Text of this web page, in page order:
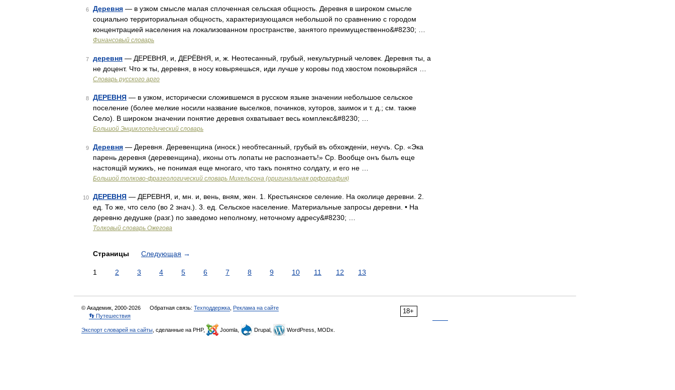
6 Деревня — в узком смысле малая сплоченная сельская общность. Деревня в широком смысле
социально территориальная общность, характеризующаяся небольшой по сравнению с городом
концентрацией населения на локализованном пространстве, занятого преимущественно&#8230; …
Финансовый словарь
7 деревня — ДЕРЕВНЯ, и, ДЕРЁВНЯ, и, ж. Неотесанный, грубый, некультурный человек. Деревня ты, а
не доцент. Что ж ты, деревня, в носу ковыряешься, иди лучше у коровы под хвостом поковыряйся …
Словарь русского арго
8 ДЕРЕВНЯ — в узком, исторически сложившемся в русском языке значении небольшое сельское
поселение (более мелкие носили название выселков, починков, хуторов, заимок и т. д.; см. также
Село). В широком значении понятие деревня охватывает весь комплекс&#8230; …
Большой Энциклопедический словарь
9 Деревня — Деревня. Деревенщина (иноск.) необтесанный, грубый въ обхожденіи, неучъ. Ср. «Эка
парень деревня (деревенщина), иконы отъ лопаты не распознаетъ!» Ср. Вообще онъ былъ еще
настоящій мужикъ, не понимая еще многаго, что такъ понятно солдату, и его не …
Большой толково-фразеологический словарь Михельсона (оригинальная орфография)
10 ДЕРЕВНЯ — ДЕРЕВНЯ, и, мн. и, вень, вням, жен. 1. Крестьянское селение. На околице деревни. 2.
ед. То же, что село (во 2 знач.). 3. ед. Сельское население. Материальные запросы деревни. • На
деревню дедушке (разг.) по заведомо неполному, неточному адресу&#8230; …
Толковый словарь Ожегова
Страницы Следующая →
1 2 3 4 5 6 7 8 9 10 11 12 13
18+
© Академик, 2000-2026 Обратная связь: Техподдержка Реклама на сайте
👣 Путешествия
Экспорт словарей на сайты , сделанные на PHP, Joomla, Drupal, WordPress, MODx.